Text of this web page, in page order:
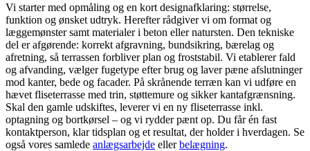
Vi starter med opmåling og en kort designafklaring: størrelse,
funktion og ønsket udtryk. Herefter rådgiver vi om format og
læggemønster samt materialer i beton eller natursten. Den tekniske
del er afgørende: korrekt afgravning, bundsikring, bærelag og
afretning, så terrassen forbliver plan og froststabil. Vi etablerer fald
og afvanding, vælger fugetype efter brug og laver pæne afslutninger
mod kanter, bede og facader. På skrånende terræn kan vi udføre en
hævet fliseterrasse med trin, støttemure og sikker kantafgrænsning.
Skal den gamle udskiftes, leverer vi en ny fliseterrasse inkl.
optagning og bortkørsel – og vi rydder pænt op. Du får én fast
kontaktperson, klar tidsplan og et resultat, der holder i hverdagen. Se
også vores samlede anlægsarbejde ellerbelægning.